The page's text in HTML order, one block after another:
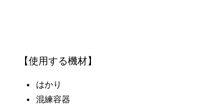
【使用する機材】
はかり
混練容器